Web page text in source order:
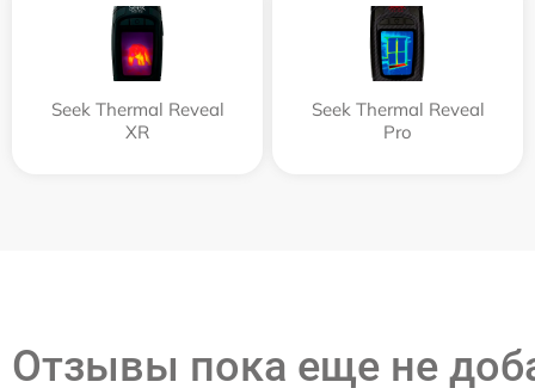
Seek Thermal Reveal
XR
Seek Thermal Reveal
Pro
Отзывы пока еще не